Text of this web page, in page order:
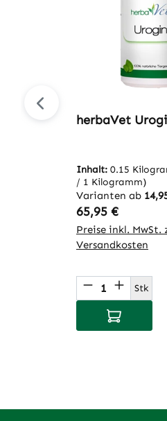
herbaVet
Inhalt: 0.15
/ 1 Kilogramm)
Varianten ab
Regulärer Preis:
65,95 €
Preise inkl. MwSt.
Versandkosten
ProduktStk
In den